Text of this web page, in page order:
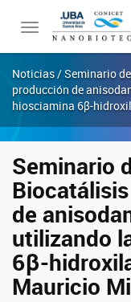
Toggle
navigation
Noticias / Seminario
producción de
hiosciamina 6β-
Seminario
de
utilizando
6β-
Mauricio